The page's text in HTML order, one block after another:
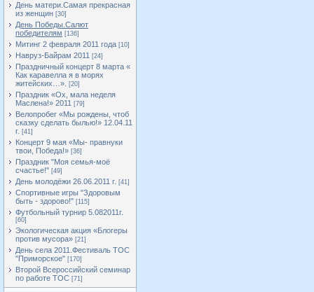
День матери.Самая прекрасная
из женщин [30]
День Победы.Салют
победителям [136]
Митинг 2 февраля 2011 года [10]
Навруз-Байрам 2011 [24]
Праздничный концерт 8 марта «
Как каравелла я в морях
житейских…».
[20]
Праздник «Ох, мала неделя
Маслена!» 2011 [79]
Велопробег «Мы рождены, чтоб
сказку сделать былью!» 12.04.11
г. [41]
Концерт 9 мая «Мы- правнуки
твои, Победа!» [36]
Праздник "Моя семья-моё
счастье!" [49]
День молодёжи 26.06.2011 г. [41]
Спортивные игры "Здоровым
быть - здорово!" [115]
Футбольный турнир 5.082011г.
[60]
Экологическая акция «Блогеры
против мусора» [21]
День села 2011.Фестиваль ТОС
"Приморское" [170]
Второй Всероссийский семинар
по работе ТОС [71]